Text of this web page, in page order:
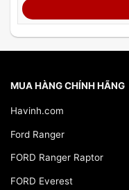
MUA HÀNG CHÍNH HÃNG
Havinh.com
Ford Ranger
FORD Ranger Raptor
FORD Everest